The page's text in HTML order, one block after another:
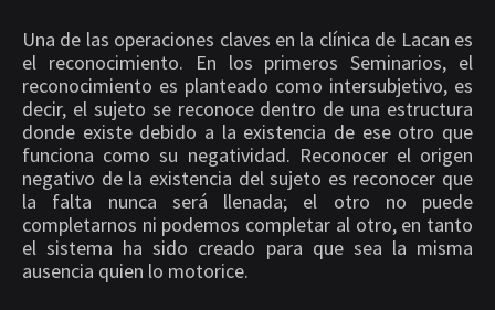
Una de las operaciones claves en la clínica de Lacan es
el reconocimiento. En los primeros Seminarios, el
reconocimiento es planteado como intersubjetivo, es
decir, el sujeto se reconoce dentro de una estructura
donde existe debido a la existencia de ese otro que
funciona como su negatividad. Reconocer el origen
negativo de la existencia del sujeto es reconocer que
la falta nunca será llenada; el otro no puede
completarnos ni podemos completar al otro, en tanto
el sistema ha sido creado para que sea la misma
ausencia quien lo motorice.